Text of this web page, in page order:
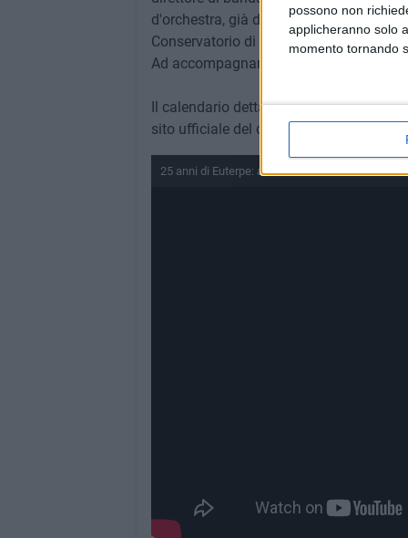
possono non
applicheranno solo
momento tornando
d'orchestra, già docente presso la
Conservatorio di Campobasso; Nando
Ad accompagnare ufficialmente il
Il calendario dettagliato delle
sito ufficiale del concorso:
25 anni di Euterpe: al via il concorso che